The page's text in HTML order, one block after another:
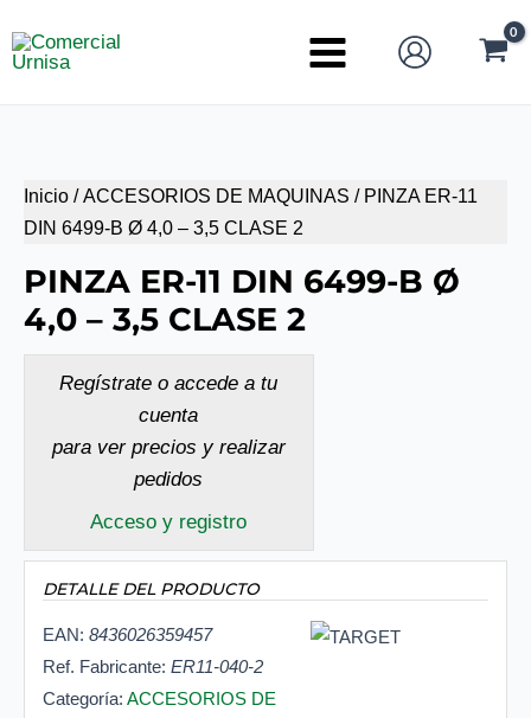
al
Main
Inicio /ACCESORIOS DE MAQUINAS / PINZA ER-11
DIN 6499-B Ø 4,0 – 3,5 CLASE 2
PINZA ER-11 DIN 6499-B Ø
4,0 – 3,5 CLASE 2
Regístrate o accede a tu
cuenta
para ver precios y realizar
pedidos
Acceso y registro
DETALLE DEL PRODUCTO
EAN: 8436026359457
Ref. Fabricante: ER11-040-2
Categoría: ACCESORIOS DE